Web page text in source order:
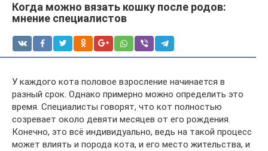
Когда можно вязать кошку после родов:
мнение специалистов
У каждого кота половое взросление начинается в
разный срок. Однако примерно можно определить это
время. Специалисты говорят, что кот полностью
созревает около девяти месяцев от его рождения.
Конечно, это всё индивидуально, ведь на такой процесс
может влиять и порода кота, и его место жительства, и